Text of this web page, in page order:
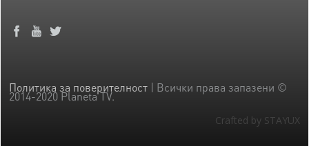
Политика за поверителност | Всички права запазени ©
2014-2020 Planeta TV.
Crafted by STAYUX